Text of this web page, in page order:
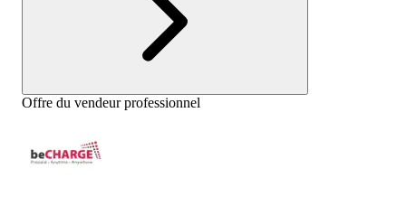
Offre du vendeur professionnel